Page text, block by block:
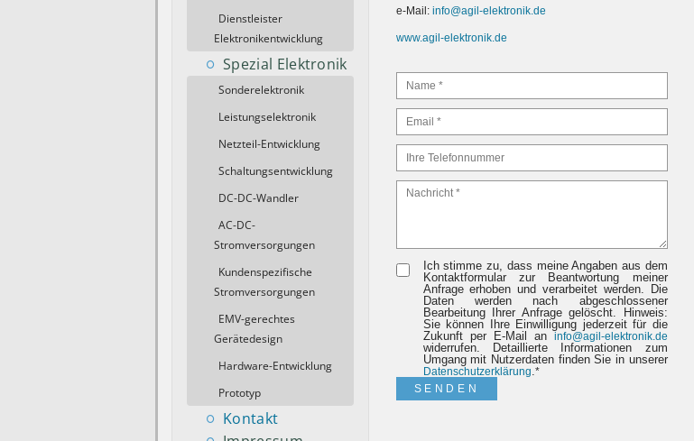
Dienstleister
Elektronikentwicklung
Spezial Elektronik
Sonderelektronik
Leistungselektronik
Netzteil-Entwicklung
Schaltungsentwicklung
DC-DC-Wandler
AC-DC-
Stromversorgungen
Kundenspezifische
Stromversorgungen
EMV-gerechtes
Gerätedesign
Hardware-Entwicklung
Prototyp
Kontakt
e-Mail: info@agil-elektronik.de
www.agil-elektronik.de
Ich stimme zu, dass meine Angaben aus dem
Kontaktformular zur Beantwortung meiner
Anfrage erhoben und verarbeitet werden. Die
Daten werden nach abgeschlossener
Bearbeitung Ihrer Anfrage gelöscht. Hinweis:
Sie können Ihre Einwilligung jederzeit für die
Zukunft per E-Mail an info@agil-elektronik.de
widerrufen. Detaillierte Informationen zum
Umgang mit Nutzerdaten finden Sie in unserer
Datenschutzerklärung.*
SENDEN